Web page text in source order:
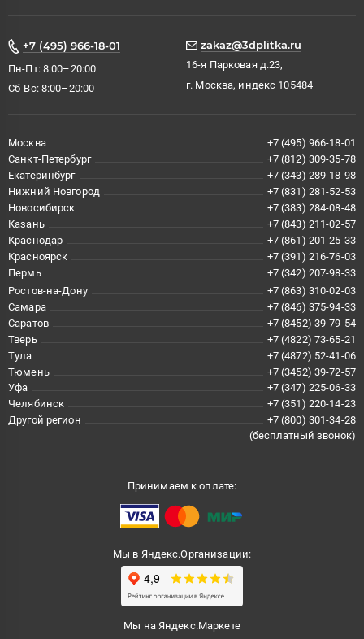
+7 (495) 966-18-01
Пн-Пт: 8:00–20:00
Сб-Вс: 8:00–20:00
zakaz@3dplitka.ru
16-я Парковая д.23,
г. Москва, индекс 105484
Москва
+7 (495) 966-18-01
Санкт-Петербург
+7 (812) 309-35-78
Екатеринбург
+7 (343) 289-18-98
Нижний Новгород
+7 (831) 281-52-53
Новосибирск
+7 (383) 284-08-48
Казань
+7 (843) 211-02-57
Краснодар
+7 (861) 201-25-33
Красноярск
+7 (391) 216-76-03
Пермь
+7 (342) 207-98-33
Ростов-на-Дону
+7 (863) 310-02-03
Самара
+7 (846) 375-94-33
Саратов
+7 (8452) 39-79-54
Тверь
+7 (4822) 73-65-21
Тула
+7 (4872) 52-41-06
Тюмень
+7 (3452) 39-72-57
Уфа
+7 (347) 225-06-33
Челябинск
+7 (351) 220-14-23
Другой регион
+7 (800) 301-34-28
(бесплатный звонок)
Принимаем к оплате:
Мы в Яндекс.Организации:
Мы на Яндекс.Маркете